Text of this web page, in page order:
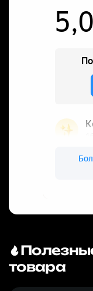
товара